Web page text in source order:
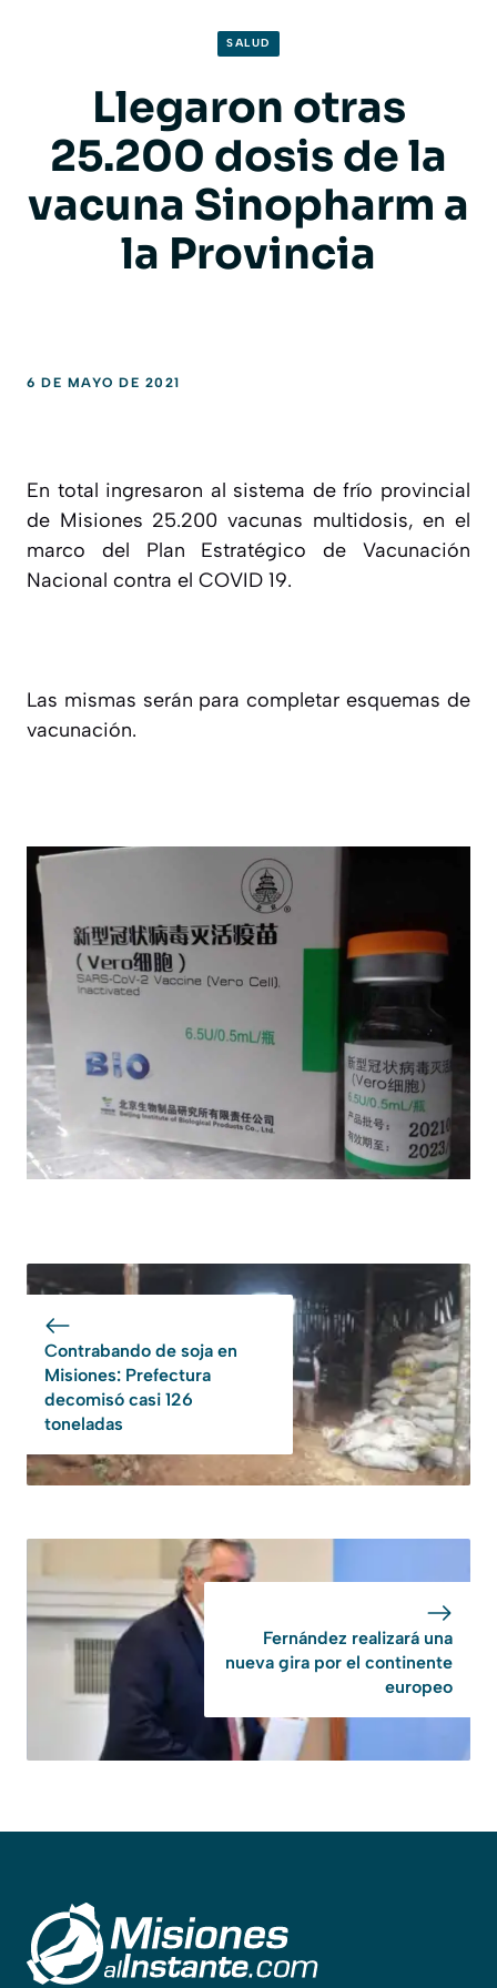
SALUD
Llegaron otras
25.200 dosis de la
vacuna Sinopharm a
la Provincia
6 DE MAYO DE 2021
En total ingresaron al sistema de frío provincial
de Misiones 25.200 vacunas multidosis, en el
marco del Plan Estratégico de Vacunación
Nacional contra el COVID 19.
Las mismas serán para completar esquemas de
vacunación.
Contrabando de soja en
Misiones: Prefectura
decomisó casi 126
toneladas
Fernández realizará una
nueva gira por el continente
europeo